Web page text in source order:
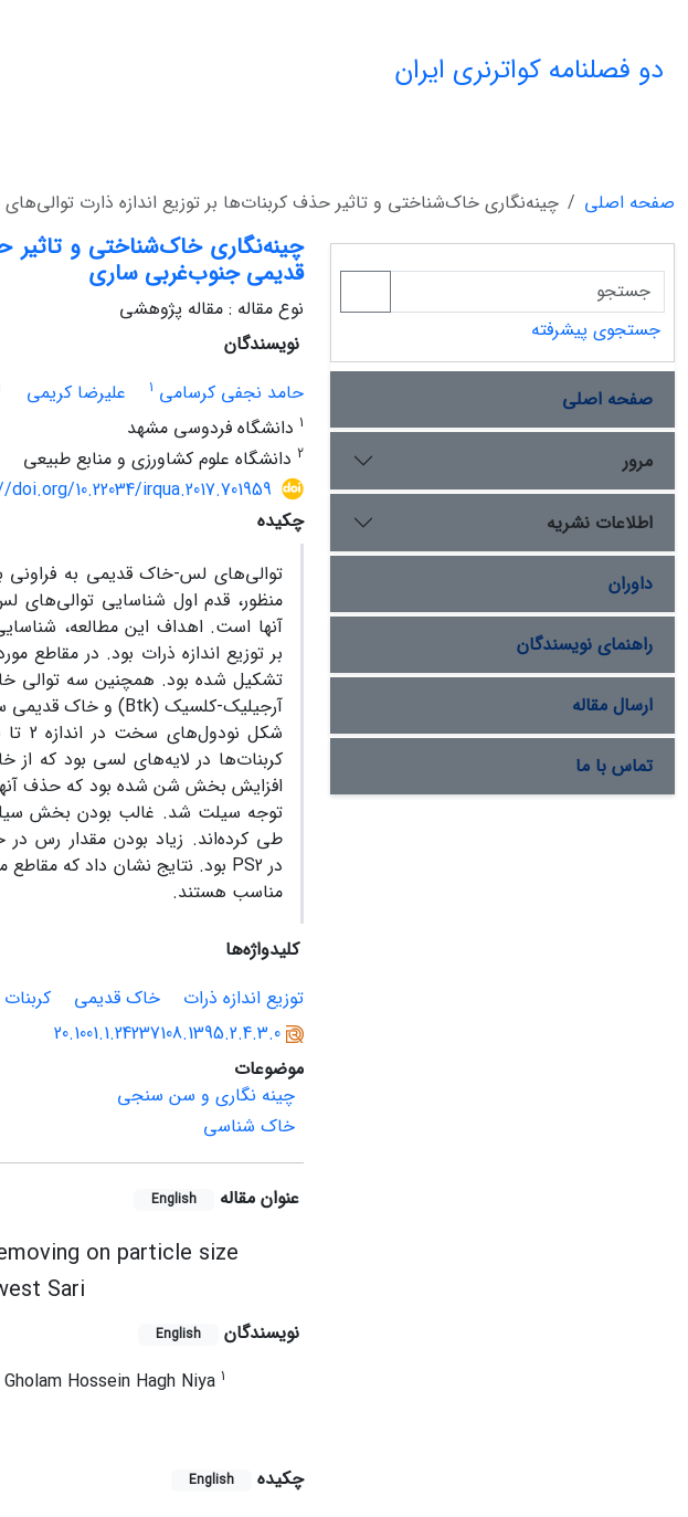
دو فصلنامه کواترنری ایران
صفحه اصلی چینه‌نگاری خاک‌شناختی و تاثیر حذف کربنات‌ها بر توزیع اندازه ذارت
چینه‌نگاری خاک‌شناختی و تاثیر
قدیمی جنوب‌غربی ساری
نوع مقاله : مقاله پژوهشی
نویسندگان
حامد نجفی کرسامی 1 علیرضا کریمی
1 دانشگاه فردوسی مشهد
2 دانشگاه علوم کشاورزی و منابع طبیعی
10.22034/irqua.2017.701959
چکیده
توالی‌های لس-خاک قدیمی به فراونی
منظور، قدم اول شناسایی
آنها است. اهداف این مطالعه،
بر توزیع اندازه ذرات بود. در مقاطع
تشکیل شده بود. همچنین سه توالی
آرجیلیک-کلسیک (Btk) و خاک قدیمی
کربنات‌ها در لایه‌های لسی بود که
افزایش بخش شن شده بود که حذف
توجه سیلت شد. غالب بودن بخش
طی کرده‌اند. زیاد بودن مقدار رس
درPS2 بود. نتایج نشان داد که مقاطع
مناسب هستند.
کلیدواژه‌ها
توزیع اندازه ذرات
خاک قدیمی
20.1001.1.24237108.1395.2.4.3.0
موضوعات
چینه نگاری و سن سنجی
خاک شناسی
عنوان مقاله English
on particle size
Sari
نویسندگان English
Gholam Hossein Hagh Niya 1
چکیده
English
جستجوی پیشرفته
صفحه اصلی
مرور
اطلاعات نشریه
داوران
راهنمای نویسندگان
ارسال مقاله
تماس با ما